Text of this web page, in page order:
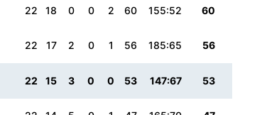
22 18 0 0 2 60 155:52 60
22 17 2 0 1 56 185:65 56
22 15 3 0 0 53 147:67 53